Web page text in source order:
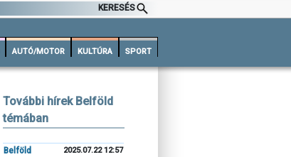
KERESÉS
AUTÓ/MOTOR KULTÚRA SPORT
További hírek Belföld
témában
Belföld 2025.07.22 12:57